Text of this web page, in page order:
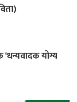
योग्य